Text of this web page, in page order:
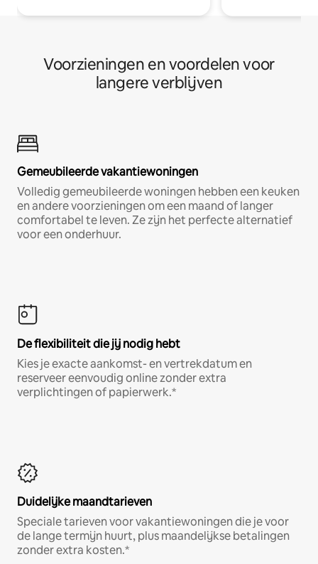
Voorzieningen en voordelen voor
langere verblijven
Gemeubileerde vakantiewoningen
Volledig gemeubileerde woningen hebben een keuken
en andere voorzieningen om een maand of langer
comfortabel te leven. Ze zijn het perfecte alternatief
voor een onderhuur.
De flexibiliteit die jij nodig hebt
Kies je exacte aankomst- en vertrekdatum en
reserveer eenvoudig online zonder extra
verplichtingen of papierwerk.*
Duidelijke maandtarieven
Speciale tarieven voor vakantiewoningen die je voor
de lange termijn huurt, plus maandelijkse betalingen
zonder extra kosten.*